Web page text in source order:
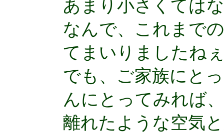
あまり小さくては
なんで、これまで
てまいりましたね
でも、ご家族にと
んにとってみれば
離れたような空気